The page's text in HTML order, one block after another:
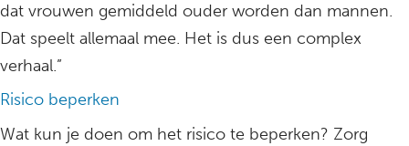
dat vrouwen gemiddeld ouder worden dan mannen.
Dat speelt allemaal mee. Het is dus een complex
verhaal.”
Risico beperken
Wat kun je doen om het risico te beperken? Zorg